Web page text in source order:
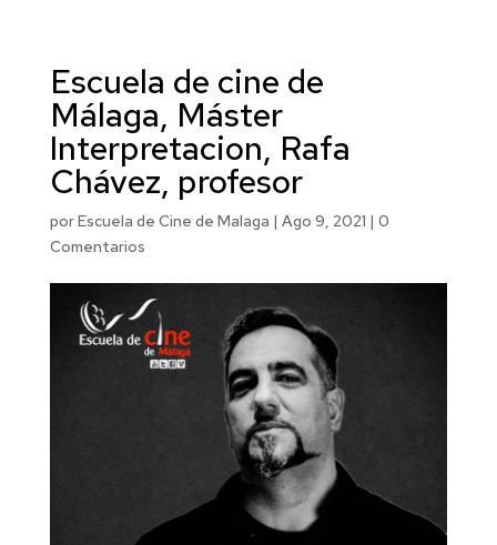
Escuela de cine de
Málaga, Máster
Interpretacion, Rafa
Chávez, profesor
porEscuela de Cine de Malaga | Ago 9, 2021 | 0
Comentarios